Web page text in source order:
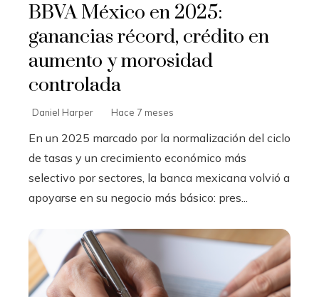
BBVA México en 2025:
ganancias récord, crédito en
aumento y morosidad
controlada
Daniel Harper Hace 7 meses
En un 2025 marcado por la normalización del ciclo
de tasas y un crecimiento económico más
selectivo por sectores, la banca mexicana volvió a
apoyarse en su negocio más básico: pres...